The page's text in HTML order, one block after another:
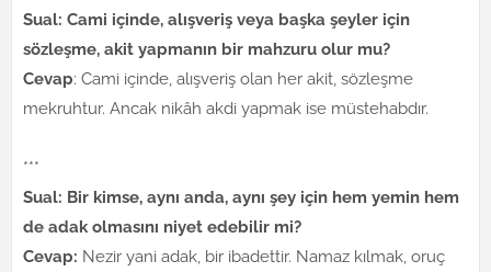
Sual: Cami içinde, alışveriş veya başka şeyler için
sözleşme, akit yapmanın bir mahzuru olur mu?
Cevap: Cami içinde, alışveriş olan her akit, sözleşme
mekruhtur. Ancak nikâh akdi yapmak ise müstehabdır.
***
Sual: Bir kimse, aynı anda, aynı şey için hem yemin hem
de adak olmasını niyet edebilir mi?
Cevap: Nezir yani adak, bir ibadettir. Namaz kılmak, oruç